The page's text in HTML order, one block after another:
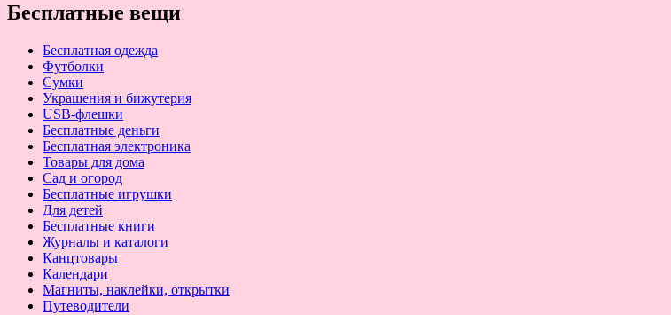
Бесплатные вещи
Бесплатная одежда
Футболки
Сумки
Украшения и бижутерия
USB-флешки
Бесплатные деньги
Бесплатная электроника
Товары для дома
Сад и огород
Бесплатные игрушки
Для детей
Бесплатные книги
Журналы и каталоги
Канцтовары
Календари
Магниты, наклейки, открытки
Путеводители